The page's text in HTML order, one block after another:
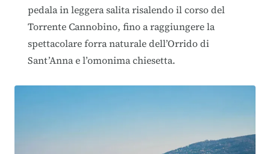
pedala in leggera salita risalendo il corso del
Torrente Cannobino, fino a raggiungere la
spettacolare forra naturale dell’Orrido di
Sant’Anna e l’omonima chiesetta.